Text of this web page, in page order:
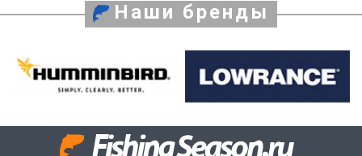
Наши бренды